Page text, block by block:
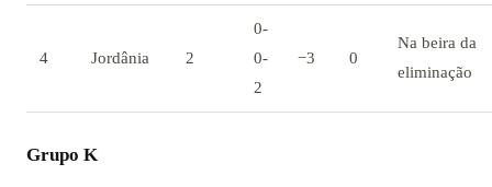
4 Jordânia 2
0-
0-
2
−3 0
Na beira da
eliminação
Grupo K